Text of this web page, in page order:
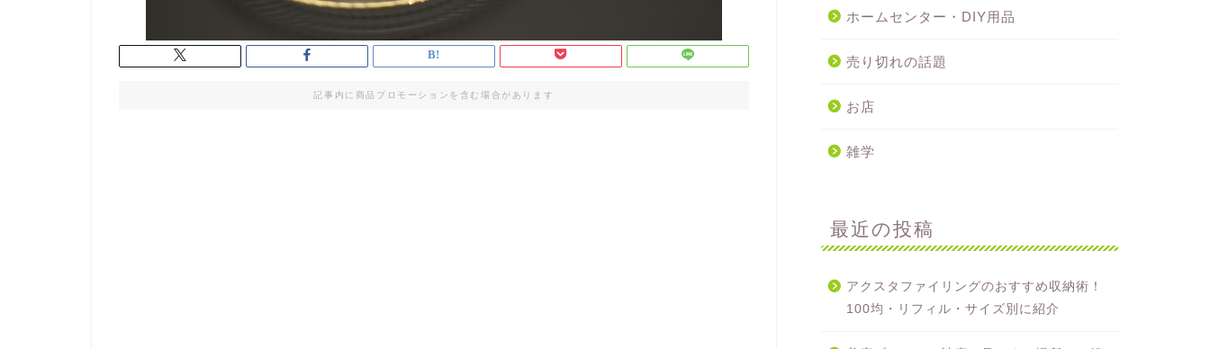
記事内に商品プロモーションを含む場合があります
ホームセンター・DIY用品
売り切れの話題
お店
雑学
最近の投稿
アクスタファイリングのおすすめ収納術！
100均・リフィル・サイズ別に紹介